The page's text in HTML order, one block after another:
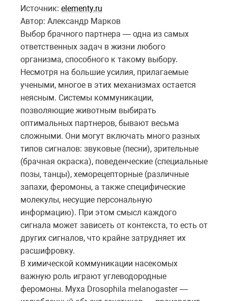
Источник: elementy.ru
Автор: Александр Марков
Выбор брачного партнера — одна из самых
ответственных задач в жизни любого
организма, способного к такому выбору.
Несмотря на большие усилия, прилагаемые
учеными, многое в этих механизмах остается
неясным. Системы коммуникации,
позволяющие животным выбирать
оптимальных партнеров, бывают весьма
сложными. Они могут включать много разных
типов сигналов: звуковые (песни), зрительные
(брачная окраска), поведенческие (специальные
позы, танцы), хеморецепторные (различные
запахи, феромоны, а также специфические
молекулы, несущие персональную
информацию). При этом смысл каждого
сигнала может зависеть от контекста, то есть от
других сигналов, что крайне затрудняет их
расшифровку.
В химической коммуникации насекомых
важную роль играют углеводородные
феромоны. Муха Drosophila melanogaster —